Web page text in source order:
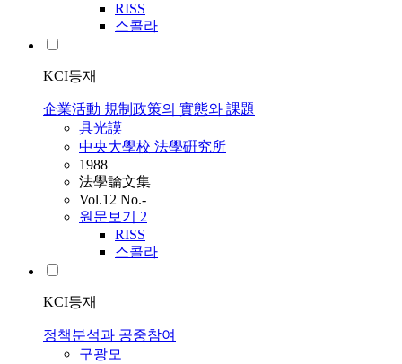
RISS
스콜라
KCI등재
企業活動 規制政策의 實態와 課題
具光謨
中央大學校 法學硏究所
1988
法學論文集
Vol.12 No.-
원문보기 2
RISS
스콜라
KCI등재
정책분석과 공중참여
구광모